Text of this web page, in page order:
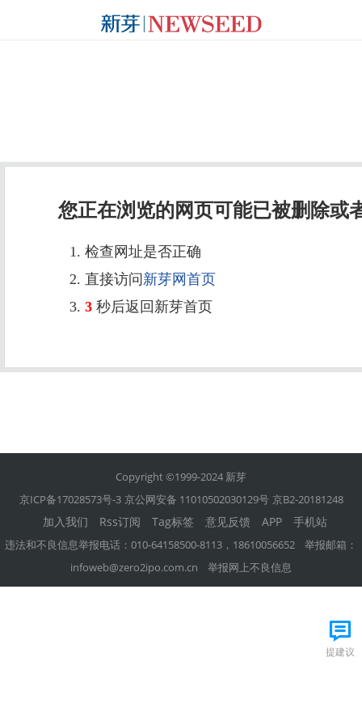
您正在浏览的网页可能已被删除或
1. 检查网址是否正确
2. 直接访问 新芽网首页
3. 3 秒后返回新芽首页
Copyright ©1999-2024 新芽
京ICP备17028573号-3 京公网安备 11010502030129号 京B2-20181248
加入我们 Rss订阅 Tag标签 意见反馈 APP 手机站
违法和不良信息举报电话：010-64158500-8113，18610056652 举报邮箱：
infoweb@zero2ipo.com.cn
举报网上不良信息
提建议